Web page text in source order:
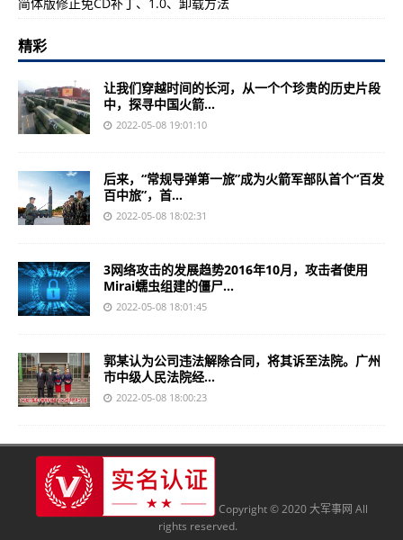
精彩
让我们穿越时间的长河，从一个个珍贵的历史片段
中，探寻中国火箭...
2022-05-08 19:01:10
后来，“常规导弹第一旅”成为火箭军部队首个“百发
百中旅”，首...
2022-05-08 18:02:31
3网络攻击的发展趋势2016年10月，攻击者使用
Mirai蠕虫组建的僵尸...
2022-05-08 18:01:45
郭某认为公司违法解除合同，将其诉至法院。广州
市中级人民法院经...
2022-05-08 18:00:23
Copyright © 2020 大军事网 All
rights reserved.